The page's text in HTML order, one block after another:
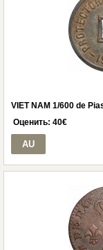
VIET NAM 1/600 de
Оценить: 40€
AU